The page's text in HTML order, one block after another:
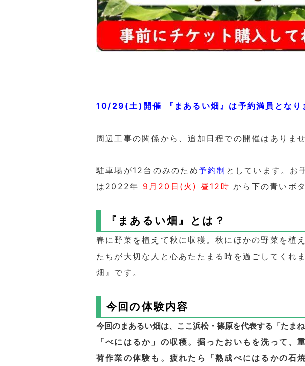
10/29(土)開催 『まあるい畑』は予約満員とな
周辺工事の関係から、追加日程での開催はありま
駐車場が12台のみのため予約制 としています。お
は2022年 9月20日(火) 昼12時 から下の青いボ
『まあるい畑』とは？
春に野菜を植えて秋に収穫。秋にほかの野菜を植
たちが大切な人と心あたたまる時を過ごしてくれ
畑』です。
今回の体験内容
今回のまあるい畑は、ここ浜松・篠原を代表する 「たま
「べにはるか」の収穫。掘ったおいもを洗って
荷作業の体験も。疲れたら「熟成べにはるかの石